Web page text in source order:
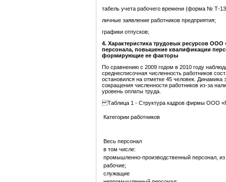
табель учета рабочего времени (форма № Т-
личные заявление работников предприятия;
графики отпусков;
4. Характеристика трудовых ресурсов ООО
персонала, повышение квалификации
формирующие ее факторы
По сравнению с 2009 годом в 2010 году
среднесписочная численность работников
остановился на отметке 45 человек.
сокращения численности работников из-за
уровень оплаты труда.
Таблица 1 - Структура кадров фирмы ООО
Категории работников
Весь персонал
в том числе:
промышленно-производственный персонал, из
рабочие;
служащие